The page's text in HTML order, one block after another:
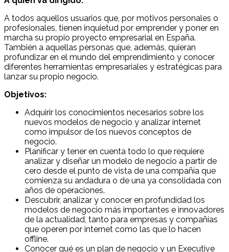
A todos aquellos usuarios que, por motivos personales o
profesionales, tienen inquietud por emprender y poner en
marcha su propio proyecto empresarial en España.
También a aquellas personas que, además, quieran
profundizar en el mundo del emprendimiento y conocer
diferentes herramientas empresariales y estratégicas para
lanzar su propio negocio.
Objetivos:
Adquirir los conocimientos necesarios sobre los
nuevos modelos de negocio y analizar internet
como impulsor de los nuevos conceptos de
negocio.
Planificar y tener en cuenta todo lo que requiere
analizar y diseñar un modelo de negocio a partir de
cero desde el punto de vista de una compañía que
comienza su andadura o de una ya consolidada con
años de operaciones.
Descubrir, analizar y conocer en profundidad los
modelos de negocio más importantes e innovadores
de la actualidad, tanto para empresas y compañías
que operen por internet como las que lo hacen
offline.
Conocer qué es un plan de negocio y un Executive